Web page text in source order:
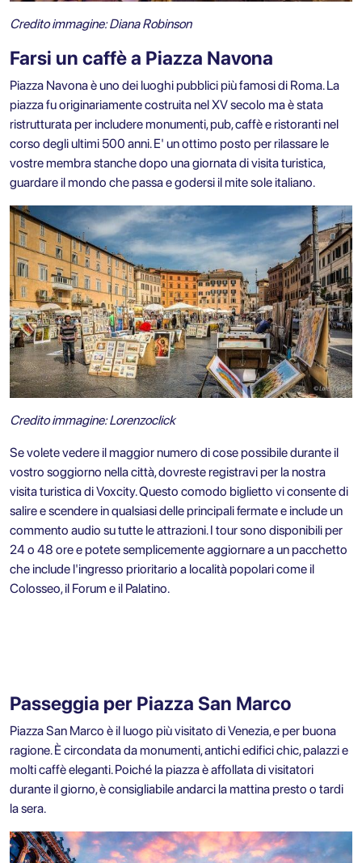
Credito immagine: Diana Robinson
Farsi un caffè a Piazza Navona
Piazza Navona è uno dei luoghi pubblici più famosi di Roma. La
piazza fu originariamente costruita nel XV secolo ma è stata
ristrutturata per includere monumenti, pub, caffè e ristoranti nel
corso degli ultimi 500 anni. E' un ottimo posto per rilassare le
vostre membra stanche dopo una giornata di visita turistica,
guardare il mondo che passa e godersi il mite sole italiano.
Credito immagine: Lorenzoclick
Se volete vedere il maggior numero di cose possibile durante il
vostro soggiorno nella città, dovreste registravi per la nostra
visita turistica di Voxcity. Questo comodo biglietto vi consente di
salire e scendere in qualsiasi delle principali fermate e include un
commento audio su tutte le attrazioni. I tour sono disponibili per
24 o 48 ore e potete semplicemente aggiornare a un pacchetto
che include l'ingresso prioritario a località popolari come il
Colosseo, il Forum e il Palatino.
Passeggia per Piazza San Marco
Piazza San Marco è il luogo più visitato di Venezia, e per buona
ragione. È circondata da monumenti, antichi edifici chic, palazzi e
molti caffè eleganti. Poiché la piazza è affollata di visitatori
durante il giorno, è consigliabile andarci la mattina presto o tardi
la sera.